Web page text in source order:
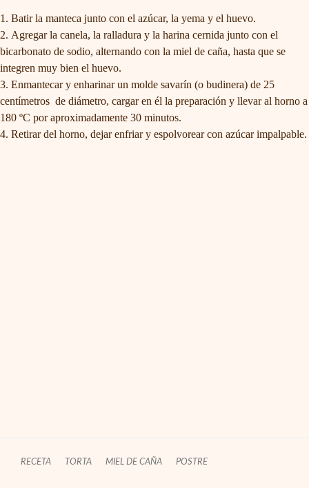
Batir la manteca junto con el azúcar, la yema y el huevo.
Agregar la canela, la ralladura y la harina cernida junto con el
bicarbonato de sodio, alternando con la miel de caña, hasta que se
integren muy bien el huevo.
Enmantecar y enharinar un molde savarín (o budinera) de 25
centímetros de diámetro, cargar en él la preparación y llevar al horno a
180 ºC por aproximadamente 30 minutos.
Retirar del horno, dejar enfriar y espolvorear con azúcar impalpable.
RECETA TORTA MIEL DE CAÑA POSTRE